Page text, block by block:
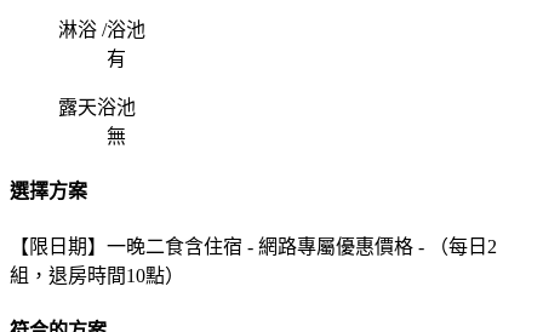
淋浴 /浴池
有
露天浴池
無
選擇方案
【限日期】一晚二食含住宿 - 網路專屬優惠價格 - （每日2
組，退房時間10點）